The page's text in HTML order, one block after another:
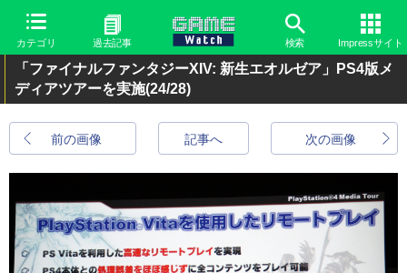
カテゴリ 過去記事 検索 Impressサイト
「ファイナルファンタジーXIV: 新生エオルゼア」PS4版メ
ディアツアーを実施(24/28)
前の画像 次の画像
記事へ